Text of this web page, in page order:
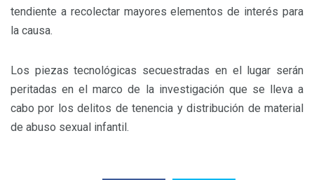
tendiente a recolectar mayores elementos de interés para
la causa.
Los piezas tecnológicas secuestradas en el lugar serán
peritadas en el marco de la investigación que se lleva a
cabo por los delitos de tenencia y distribución de material
de abuso sexual infantil.